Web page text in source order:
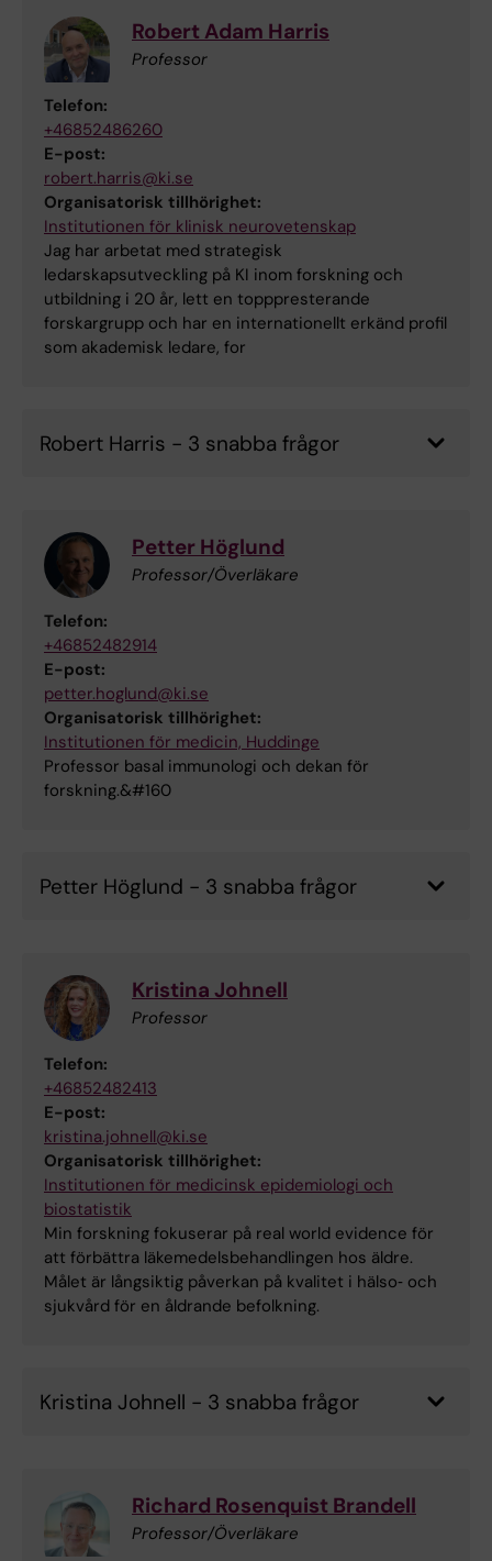
Robert Adam Harris
Professor
Telefon:
+46852486260
E-post:
robert.harris@ki.se
Organisatorisk tillhörighet:
Institutionen för klinisk neurovetenskap
Jag har arbetat med strategisk
ledarskapsutveckling på KI inom forskning och
utbildning i 20 år, lett en topppresterande
forskargrupp och har en internationellt erkänd profil
som akademisk ledare, for
Robert Harris - 3 snabba frågor
Petter Höglund
Professor/Överläkare
Telefon:
+46852482914
E-post:
petter.hoglund@ki.se
Organisatorisk tillhörighet:
Institutionen för medicin, Huddinge
Professor basal immunologi och dekan för
forskning.&#160
Petter Höglund - 3 snabba frågor
Kristina Johnell
Professor
Telefon:
+46852482413
E-post:
kristina.johnell@ki.se
Organisatorisk tillhörighet:
Institutionen för medicinsk epidemiologi och
biostatistik
Min forskning fokuserar på real world evidence för
att förbättra läkemedelsbehandlingen hos äldre.
Målet är långsiktig påverkan på kvalitet i hälso‑ och
sjukvård för en åldrande befolkning.
Kristina Johnell - 3 snabba frågor
Richard Rosenquist Brandell
Professor/Överläkare